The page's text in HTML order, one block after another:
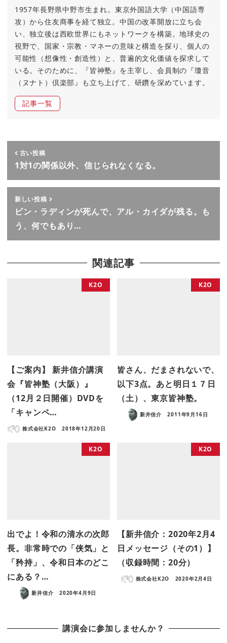
1957年長野県中野市生まれ。東京外国語大学（中国語専
攻）から住友商事を経て独立。中国の改革開放に立ち会
い、独立後は西欧世界にもネットワークを構築。地球史の
視野で、国家・宗教・マネーの意味と構造を探り、個人の
可能性（想像性・創造性）と、普遍的文化価値を探求して
いる。そのために、『皆神塾』を主宰し、会員制の『瓊音
（ヌナト）倶楽部』も立ち上げて、研鑽を深めています。
記事一覧
古い投稿
1対1の関係以外、信じられなくなる。
新しい投稿
ビン・ラディンが死んで、アル・カイダが残る。も
う、何でもあり…
関連記事
K2O
【ご案内】 新井信介講演
会『皆神塾（大阪）』
（12月２日開催）DVDを
「キャンペ…
株式会社K2O 2018年12月20日
K2O
皆さん、だまされないで、
以下3点。あと明日１７日
（土）、東京皆神塾。
新井信介 2011年9月16日
K2O
出でよ！令和の清水の次郎
長。非常時での「侠気」と
「矜持」、令和日本のどこ
にある？…
新井信介 2020年4月9日
K2O
【新井信介：2020年2月4
日メッセージ（その1）】
（収録時間：20分）
株式会社K2O 2020年2月4日
講演会に参加しませんか？